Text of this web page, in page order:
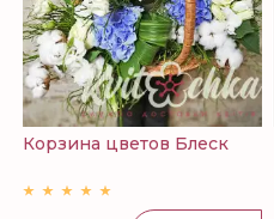
Корзина цветов Блеск